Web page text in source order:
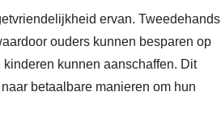
ervan. Tweedehands
ouders kunnen besparen op
kunnen aanschaffen. Dit
betaalbare manieren om hun